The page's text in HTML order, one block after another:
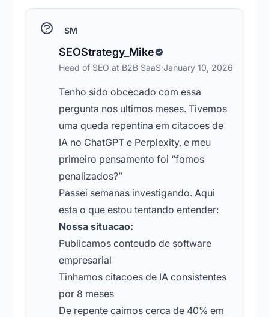
SM
SEOStrategy_Mike
Head of SEO at B2B SaaS·January 10, 2026
Tenho sido obcecado com essa
pergunta nos ultimos meses. Tivemos
uma queda repentina em citacoes de
IA no ChatGPT e Perplexity, e meu
primeiro pensamento foi “fomos
penalizados?”
Passei semanas investigando. Aqui
esta o que estou tentando entender:
Nossa situacao:
Publicamos conteudo de software
empresarial
Tinhamos citacoes de IA consistentes
por 8 meses
De repente caimos cerca de 40% em